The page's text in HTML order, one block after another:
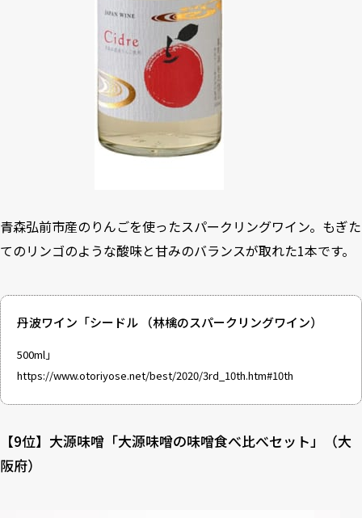
青森弘前市産のりんごを使ったスパークリングワイン。もぎた
てのリンゴのような酸味と甘みのバランスが取れた1本です。
丹波ワイン「シードル （林檎のスパークリングワイン）
500ml」
https://www.otoriyose.net/best/2020/3rd_10th.htm#10th
【9位】大源味噌「大源味噌の味噌食べ比べセット」（大
阪府）